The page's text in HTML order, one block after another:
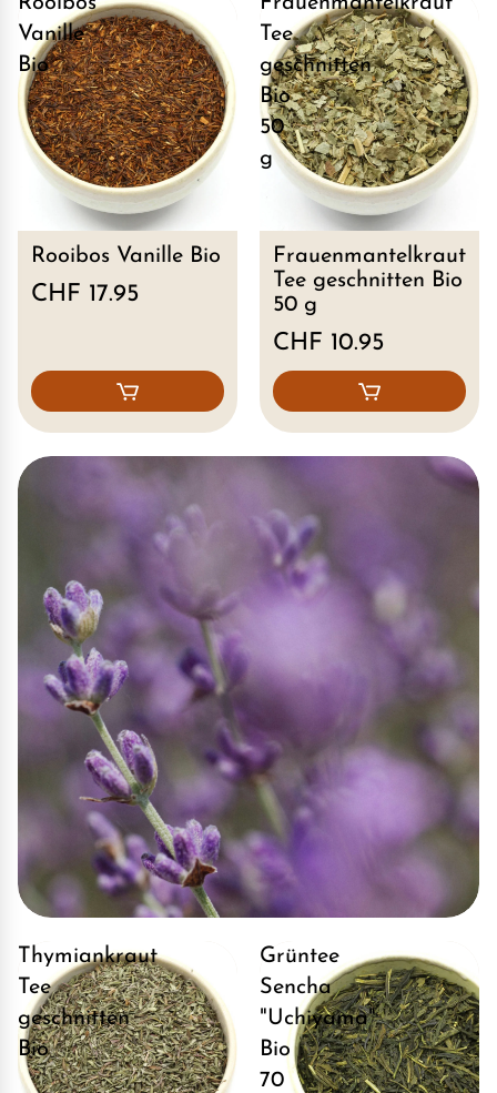
Vanille
Bio
Rooibos Vanille Bio
CHF 17.95
Tee
geschnitten
Bio
50
g
Frauenmantelkraut
Tee geschnitten Bio
50 g
CHF 10.95
Thymiankraut
Tee
geschnitten
Bio
Grüntee
Sencha
"Uchiyama"
Bio
70